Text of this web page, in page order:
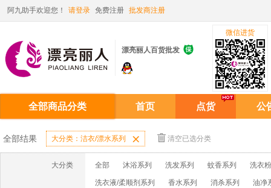
阿九助手欢迎您！ 请登录 免费注册 批发商注册
漂亮丽人百货批发 
微信进货
全部商品分类 首页 点货 公
全部结果 大分类：洁衣/漂水系列  清空已选分类
大分类 全部 沐浴系列 洗发系列 蚊香系列 洗衣
洗衣液/柔顺剂系列 香水系列 消杀系列 油净